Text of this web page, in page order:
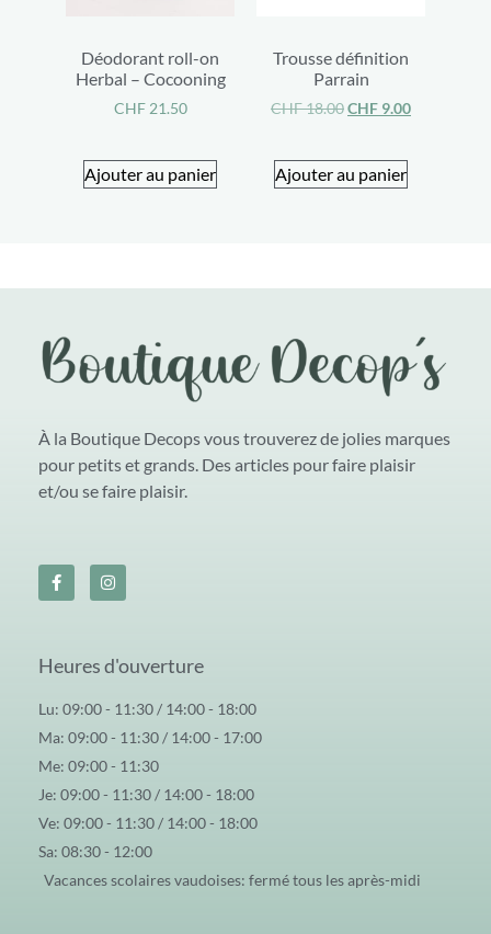
Déodorant roll-on
Herbal – Cocooning
CHF21.50
Ajouter au panier
Trousse définition
Parrain
CHF18.00CHF 9.00
Ajouter au panier
À la Boutique Decops vous trouverez de jolies marques
pour petits et grands. Des articles pour faire plaisir
et/ou se faire plaisir.
Heures d'ouverture
Lu: 09:00 - 11:30 / 14:00 - 18:00
Ma: 09:00 - 11:30 / 14:00 - 17:00
Me: 09:00 - 11:30
Je: 09:00 - 11:30 / 14:00 - 18:00
Ve: 09:00 - 11:30 / 14:00 - 18:00
Sa: 08:30 - 12:00
Vacances scolaires vaudoises: fermé tous les après-midi